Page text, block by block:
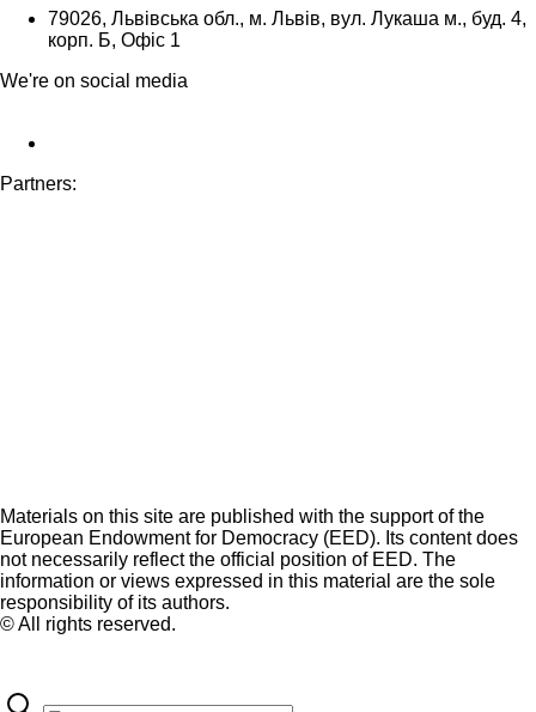
79026, Львівська обл., м. Львів, вул. Лукаша м., буд. 4,
корп. Б, Офіс 1
We're on social media
Partners:
Materials on this site are published with the support of the
European Endowment for Democracy (EED). Its content does
not necessarily reflect the official position of EED. The
information or views expressed in this material are the sole
responsibility of its authors.
© All rights reserved.